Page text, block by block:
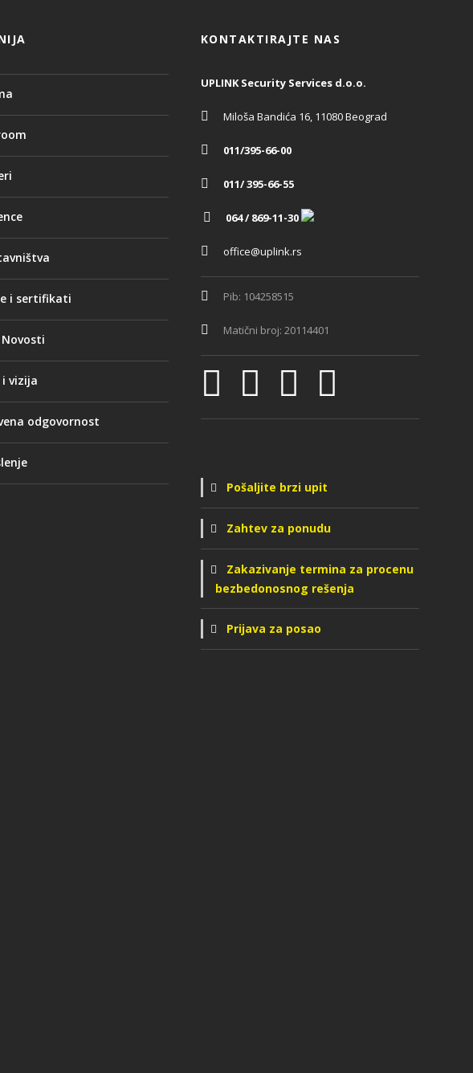
i sertifikati
vizija
odgovornost
KONTAKTIRAJTE NAS
UPLINK Security Services d.o.o.
Miloša Bandića 16, 11080 Beograd
011/395-66-00
011/ 395-66-55
064 / 869-11-30
office@uplink.rs
Pib: 104258515
Matični broj: 20114401
Pošaljite brzi upit
Zahtev za ponudu
Zakazivanje termina za procenu
bezbedonosnog rešenja
Prijava za posao